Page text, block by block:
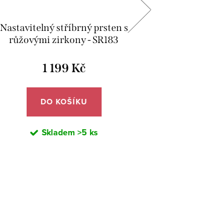
Nastavitelný stříbrný prsten s
růžovými zirkony - SR183
1 199 Kč
DO KOŠÍKU
Skladem >5 ks